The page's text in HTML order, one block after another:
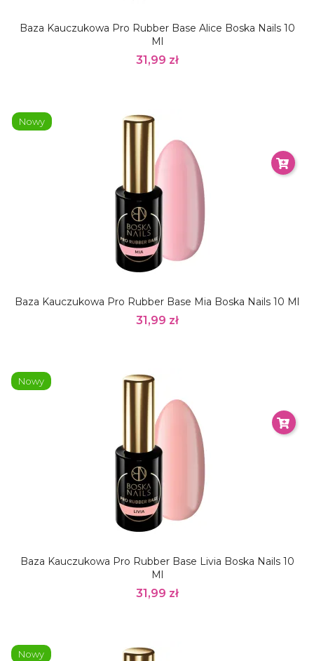
Baza Kauczukowa Pro Rubber Base Alice Boska Nails 10
Ml
31,99 zł
Baza Kauczukowa Pro Rubber Base Mia Boska Nails 10 Ml
31,99 zł
Nowy
Baza Kauczukowa Pro Rubber Base Livia Boska Nails 10
Ml
31,99 zł
Nowy
Nowy